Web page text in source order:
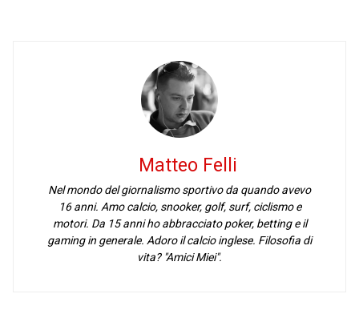
Matteo Felli
Nel mondo del giornalismo sportivo da quando avevo
16 anni. Amo calcio, snooker, golf, surf, ciclismo e
motori. Da 15 anni ho abbracciato poker, betting e il
gaming in generale. Adoro il calcio inglese. Filosofia di
vita? "Amici Miei".